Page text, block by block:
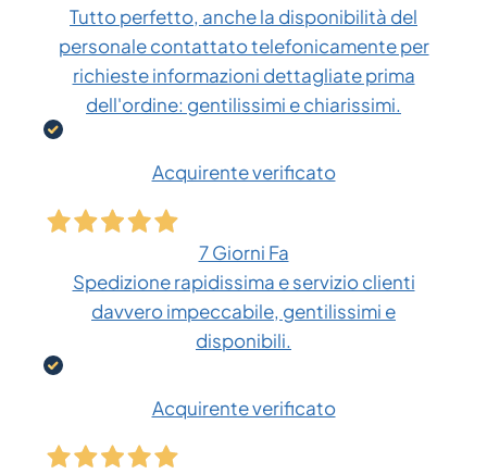
Tutto perfetto, anche la disponibilità del
personale contattato telefonicamente per
richieste informazioni dettagliate prima
dell'ordine: gentilissimi e chiarissimi.
Acquirente verificato
7 Giorni Fa
Spedizione rapidissima e servizio clienti
davvero impeccabile, gentilissimi e
disponibili.
Acquirente verificato